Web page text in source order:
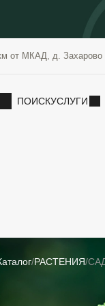
от МКАД, д. Захарово
ПОИСКУСЛУГИ
РАСТЕНИЯ